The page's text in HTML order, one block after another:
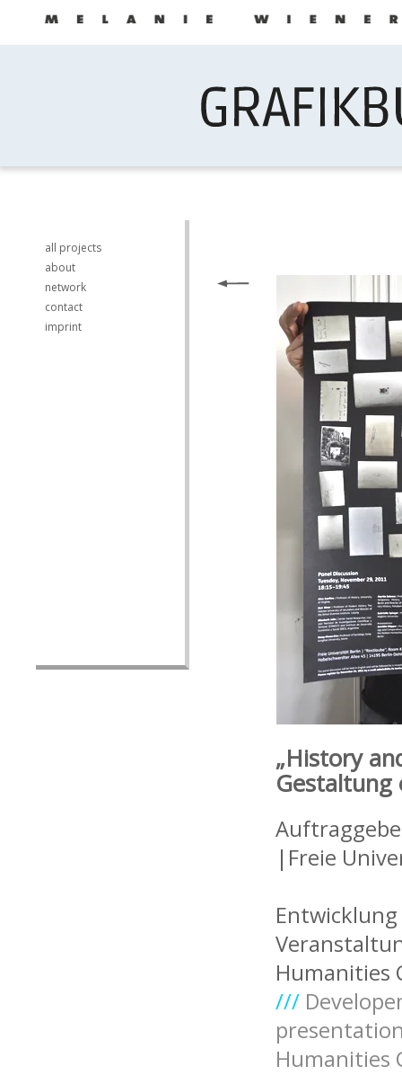
all projects
about
network
contact
imprint
„History
Gestaltung
|Freie
Humanities
///
Humanities